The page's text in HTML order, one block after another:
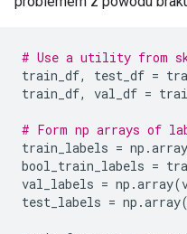
# Use a utility from
train_df, test_df =
train_df, val_df =
# Form np arrays of
train_labels = np .array
bool_train_labels =
val_labels = np .array(
test_labels = np .array(